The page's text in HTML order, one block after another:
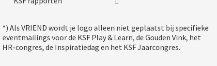
*) Als VRIEND wordt je logo alleen niet geplaatst bij specifieke
eventmailings voor de KSF Play & Learn, de Gouden Vink, het
HR-congres, de Inspiratiedag en het KSF Jaarcongres.